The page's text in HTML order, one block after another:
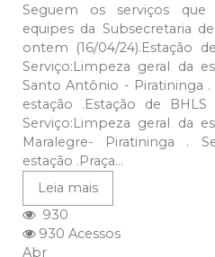
Seguem os serviços que
equipes da Subsecretaria
ontem (16/04/24).Estação
Serviço:Limpeza geral da
Santo Antônio - Piratininga .
estação .Estação de
Serviço:Limpeza geral da
Maralegre- Piratininga .
estação .Praça...
Leia mais
930
930 Acessos
Abr